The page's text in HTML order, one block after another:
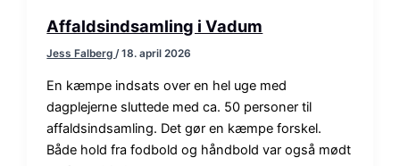
Affaldsindsamling i Vadum
Jess Falberg/18. april 2026
En kæmpe indsats over en hel uge med
dagplejerne sluttede med ca. 50 personer til
affaldsindsamling. Det gør en kæmpe forskel.
Både hold fra fodbold og håndbold var også mødt